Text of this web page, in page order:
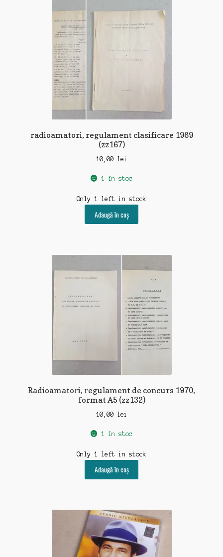
radioamatori, regulament clasificare 1969
(zz167)
10,00 lei
1 în stoc
Only 1 left in stock
Adaugă în coș
Radioamatori, regulament de concurs 1970,
format A5 (zz132)
10,00 lei
1 în stoc
Only 1 left in stock
Adaugă în coș